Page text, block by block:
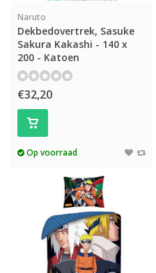
Naruto
Dekbedovertrek, Sasuke
Sakura Kakashi - 140 x
200 - Katoen
€32,20
Op voorraad